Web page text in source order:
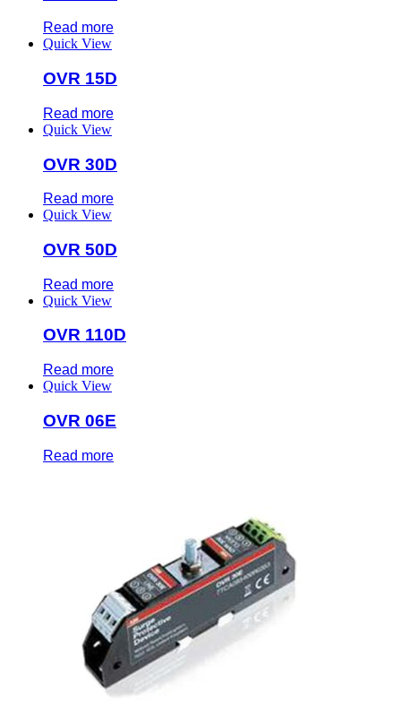
Read more
Quick View
OVR 15D
Read more
Quick View
OVR 30D
Read more
Quick View
OVR 50D
Read more
Quick View
OVR 110D
Read more
Quick View
OVR 06E
Read more